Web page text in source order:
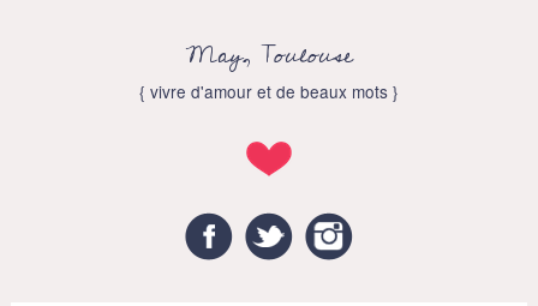
May, Toulouse
{ vivre d'amour et de beaux mots }
FacebookTwitter